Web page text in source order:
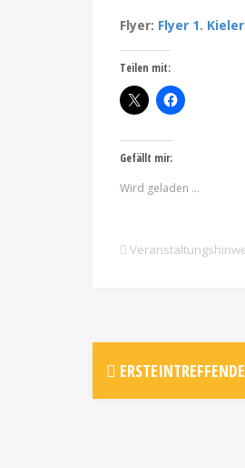
Flyer: Flyer 1.
Teilen mit:
Gefällt mir:
Wird geladen …